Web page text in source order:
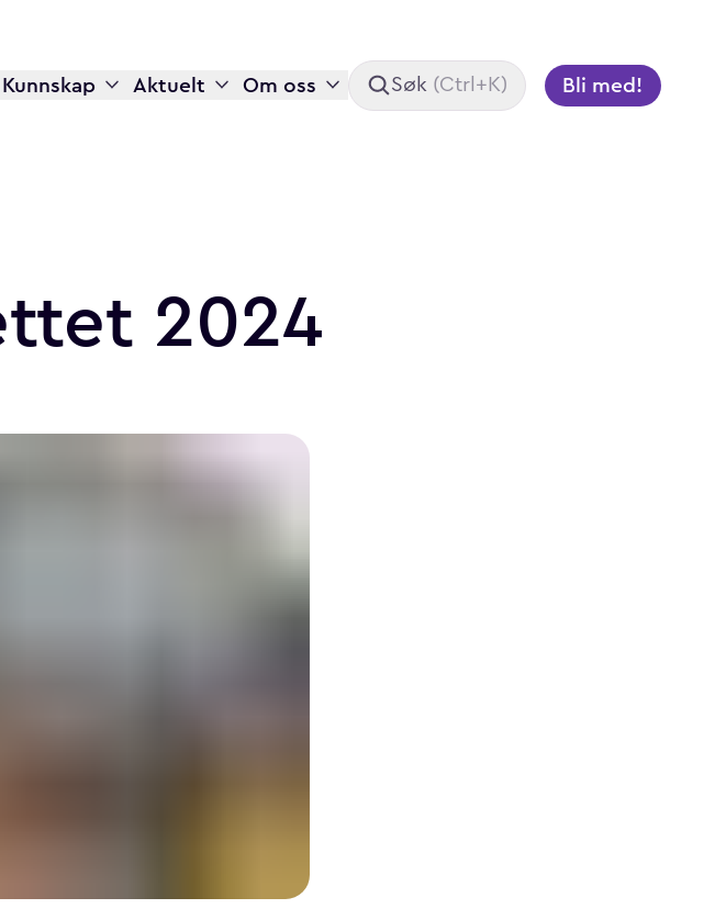
Kunnskap Aktuelt Om oss Søk (Ctrl+K) Bli med!
2024